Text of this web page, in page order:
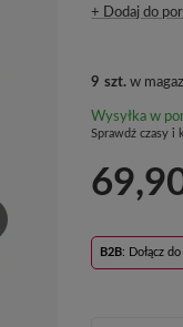
+ Dodaj do
9 szt. w
Wysyłkaw
Sprawdź czasy i
B2B: Dołącz